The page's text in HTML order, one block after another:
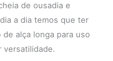
de ousadia e
a dia temos que ter
alça longa para uso
versatilidade.